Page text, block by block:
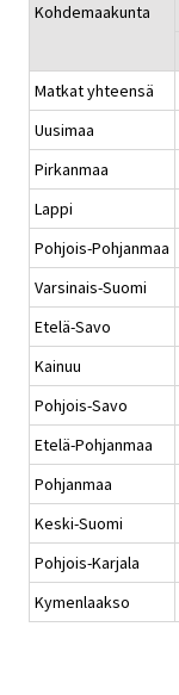
Kohdemaakunta
Matkat yhteensä
Uusimaa
Pirkanmaa
Lappi
Pohjois-Pohjanmaa
Varsinais-Suomi
Etelä-Savo
Kainuu
Pohjois-Savo
Etelä-Pohjanmaa
Pohjanmaa
Keski-Suomi
Pohjois-Karjala
Kymenlaakso